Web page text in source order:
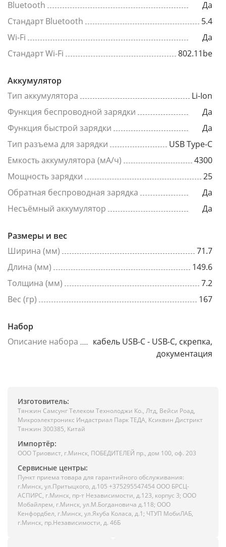
Bluetooth
Да
Стандарт Bluetooth
5.4
Wi-Fi
Да
Стандарт Wi-Fi
802.11be
Аккумулятор
Тип аккумулятора
Li-Ion
Функция беспроводной зарядки
Да
Функция быстрой зарядки
Да
Тип разъема для зарядки
USB Type-C
Емкость аккумулятора (мА/ч)
4300
Мощность зарядки
25
Обратная беспроводная зарядка
Да
Несъёмный аккумулятор
Да
Размеры и вес
Ширина (мм)
71.7
Длина (мм)
149.6
Толщина (мм)
7.2
Вес (гр)
167
Набор
Описание набора
кабель USB-C - USB-C, скрепка,
документация
Изготовитель:
Тянжин Самсунг Телеком Технолоджи Ко., Лтд, Вейси Роад,
Микроэлектроникс Индастриал Парк ТЕДА, Ксиквин Дистрикт
Тянжин 300385, Китай
Импортёр:
ООО Триовист, г.Минск, ПОБЕДИТЕЛЕЙ пр., дом 100, оф. 203
Сервисные центры:
Пункт приема товара для гарантийного обслуживания:
г.Минск, ул.Притыцкого, д.105 +375295547454 ООО БРСЦ-
АСПИРС, г.Минск, пр-т Независимости, д.123, корпус 3; ООО
Мобайлрем, г.Минск, ул.М.Богдановича д.118; ООО
Кенфордбел, г.Минск, ул.Якуба Коласа, д.1; ЧТУП МобиЛАБ,
г.Минск, пр.Независимости, д. 46Б